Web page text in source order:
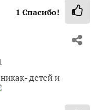
1 Спасибо!
детей и